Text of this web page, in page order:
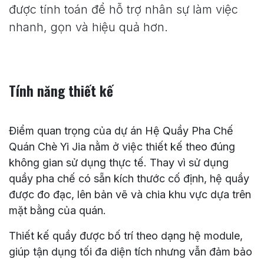
được tính toán để hỗ trợ nhân sự làm việc
nhanh, gọn và hiệu quả hơn.
Tính năng thiết kế
Điểm quan trọng của dự án Hệ Quầy Pha Chế
Quán Chè Yi Jia nằm ở việc thiết kế theo đúng
không gian sử dụng thực tế. Thay vì sử dụng
quầy pha chế có sẵn kích thước cố định, hệ quầy
được đo đạc, lên bản vẽ và chia khu vực dựa trên
mặt bằng của quán.
Thiết kế quầy được bố trí theo dạng hệ module,
giúp tận dụng tối đa diện tích nhưng vẫn đảm bảo